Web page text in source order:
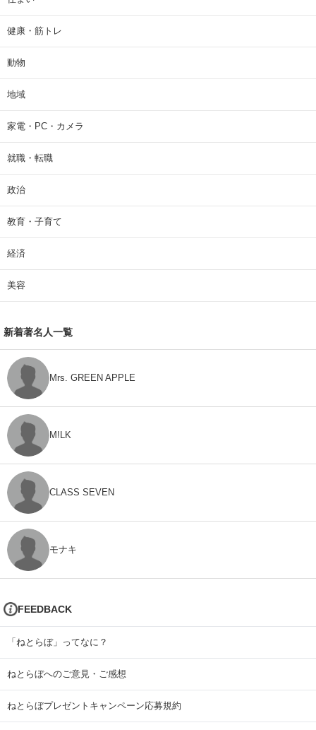
健康・筋トレ
動物
地域
家電・PC・カメラ
就職・転職
政治
教育・子育て
経済
美容
新着著名人一覧
Mrs. GREEN APPLE
M!LK
CLASS SEVEN
モナキ
FEEDBACK
「ねとらぼ」ってなに？
ねとらぼへのご意見・ご感想
ねとらぼプレゼントキャンペーン応募規約